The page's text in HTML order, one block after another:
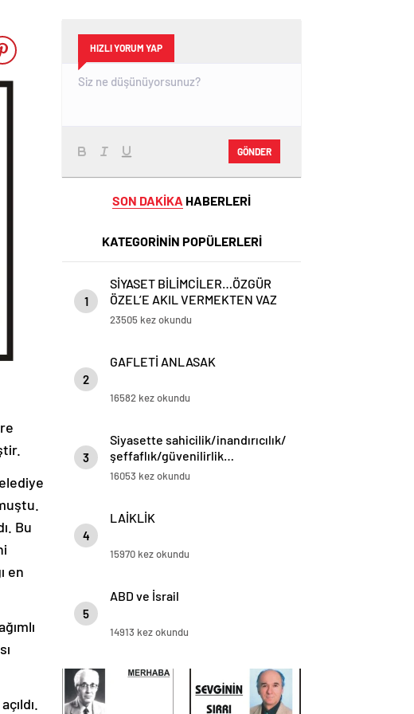
Bu
en
HIZLI YORUM YAP
GÖNDER
SON DAKİKA HABERLERİ
KATEGORİNİN POPÜLERLERİ
1
SİYASET BİLİMCİLER…ÖZGÜR
ÖZEL’E AKIL VERMEKTEN VAZ
GEÇİN..
23505 kez okundu
2
GAFLETİ ANLASAK
16582 kez okundu
3
Siyasette sahicilik/inandırıcılık/
şeffaflık/güvenilirlik…
16053 kez okundu
4
LAİKLİK
15970 kez okundu
5
ABD ve İsrail
14913 kez okundu